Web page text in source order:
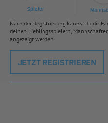
Spieler
Nach der Registrierung kannst du dir
deinen Lieblingsspielern,
angezeigt werden.
JETZT REGISTRIEREN